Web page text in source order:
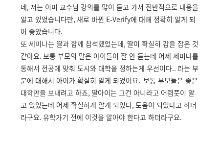
네, 저는 이미 교수님 강의를 많이 듣고 가서 전반적으로 내용을
알고 있었습니다만, 새로 바뀐 E-Verify에 대해 정확히 알게 되
어 좋았습니다.
또 세미나는 딸과 함께 참석했었는데, 딸이 확실히 감을 잡은 것
같아요. 보통 부모의 말은 아이들이 잘 안 듣는데 어제 세미나를
통해서 전공에 맞춰 도시와 대학을 정하는게 우선이다.. 라는 부
분에 대해서 아이가 확실히 알게 되었어요. 보통 부모들은 좋은
대학만을 보내려고 하죠, 딸아이는 그건 아니라고 어렴풋이 알
고 있었는데 어제 확실하게 알게 되었다, 도움이 되었다고 하더
라구요. 유학가기 전에 이것을 알아야 한다고 하더라구요.